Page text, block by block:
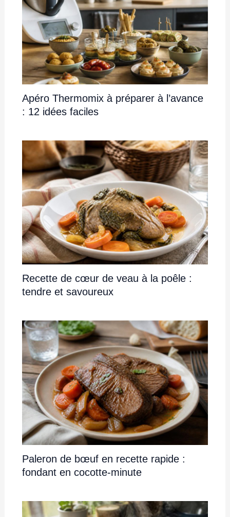
Apéro Thermomix à préparer à l’avance
: 12 idées faciles
Recette de cœur de veau à la poêle :
tendre et savoureux
Paleron de bœuf en recette rapide :
fondant en cocotte-minute